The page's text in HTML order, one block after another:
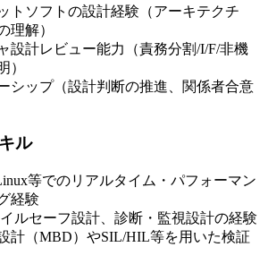
トソフトの設計経験（アーキテクチ
理解）
設計レビュー能力（責務分割/I/F/非機
）
シップ（設計判断の推進、関係者合意
ル
等でのリアルタイム・パフォーマン
経験
ルセーフ設計、診断・監視設計の経験
計（MBD）やSIL/HIL等を用いた検証